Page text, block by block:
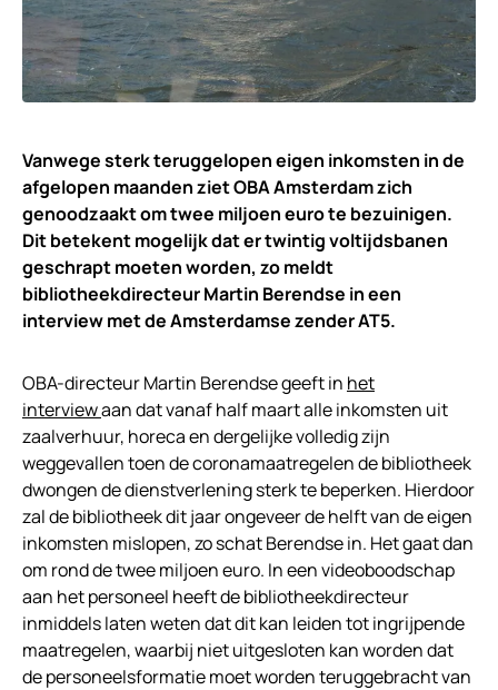
Vanwege sterk teruggelopen eigen inkomsten in de
afgelopen maanden ziet OBA Amsterdam zich
genoodzaakt om twee miljoen euro te bezuinigen.
Dit betekent mogelijk dat er twintig voltijdsbanen
geschrapt moeten worden, zo meldt
bibliotheekdirecteur Martin Berendse in een
interview met de Amsterdamse zender AT5.
OBA-directeur Martin Berendse geeft in het
interviewaan dat vanaf half maart alle inkomsten uit
zaalverhuur, horeca en dergelijke volledig zijn
weggevallen toen de coronamaatregelen de bibliotheek
dwongen de dienstverlening sterk te beperken. Hierdoor
zal de bibliotheek dit jaar ongeveer de helft van de eigen
inkomsten mislopen, zo schat Berendse in. Het gaat dan
om rond de twee miljoen euro. In een videoboodschap
aan het personeel heeft de bibliotheekdirecteur
inmiddels laten weten dat dit kan leiden tot ingrijpende
maatregelen, waarbij niet uitgesloten kan worden dat
de personeelsformatie moet worden teruggebracht van